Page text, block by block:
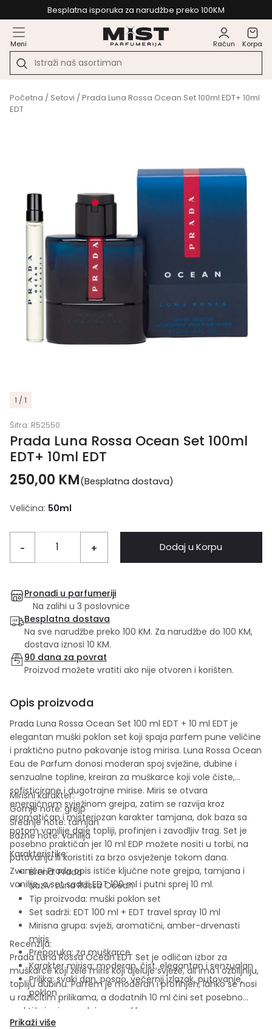
Besplatna isporuka za narudžbe preko 100KM
Meni Račun Korpa
Početna / Setovi / Prada Luna Rossa Ocean Set 100ml EDT+ 10ml
EDT
1 / 1
Šifra: R52550
Prada Luna Rossa Ocean Set 100ml
EDT+ 10ml EDT
250,00 KM(Besplatna dostava)
Veličina: 50ml
- + Dodaj u Korpu
Pronađi u parfumeriji
Na zalihi u 3 poslovnice
Besplatna dostava
Na sve narudžbe preko 100 KM. Za narudžbe do 100 KM,
dostava iznosi 10 KM.
90 dana za povrat
Proizvod možete vratiti ako nije otvoren i korišten.
Opis proizvoda
Prada Luna Rossa Ocean Set 100 ml EDT + 10 ml EDT je
elegantan muški poklon set koji spaja parfem pune veličine
i praktično putno pakovanje istog mirisa. Luna Rossa Ocean
Eau de Parfum donosi moderan spoj svježine, dubine i
senzualne topline, kreiran za muškarce koji vole čiste,
sofisticirane i dugotrajne mirise. Miris se otvara
energičnom svježinom grejpa, zatim se razvija kroz
aromatičan i misteriozan karakter tamjana, dok baza sa
notom vanilije daje topliji, profinjen i zavodljiv trag. Set je
posebno praktičan jer 10 ml EDP možete nositi u torbi, na
putovanju ili koristiti za brzo osvježenje tokom dana.
Zvanični Prada opis ističe ključne note grejpa, tamjana i
vanilije, a set sadrži EDT 100 ml i putni sprej 10 ml.
Mirisni karakter:
Gornje note: grejp
Srednje note: tamjan
Bazne note: vanilija
Karakteristike:
Brend: Prada
Naziv: Luna Rossa Ocean
Tip proizvoda: muški poklon set
Set sadrži: EDT 100 ml + EDT travel spray 10 ml
Mirisna grupa: svježi, aromatični, amber-drvenasti
miris
Preporuka: za muškarce
Karakter mirisa: moderan, čist, elegantan i senzualan
Prilika: svaki dan, posao, večernji izlazak, putovanje,
poklon
Recenzija:
Prada Luna Rossa Ocean EDT Set je odličan izbor za
muškarce koji žele miris koji djeluje svježe, ali ima i ozbiljniju,
topliju dubinu. Parfem je moderan i profinjen, lahko se nosi
u različitim prilikama, a dodatnih 10 ml čini set posebno
praktičnim i pogodnim za poklon.
Prikaži više